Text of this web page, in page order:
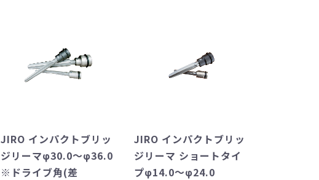
JIRO インパクトブリッ
ジリーマφ30.0～φ36.0
※ドライブ角(差
JIRO インパクトブリッ
ジリーマ ショートタイ
プφ14.0～φ24.0